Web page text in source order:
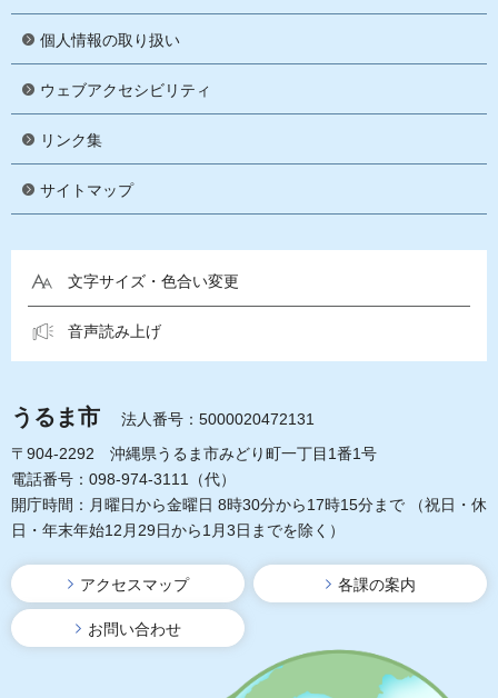
個人情報の取り扱い
ウェブアクセシビリティ
リンク集
サイトマップ
文字サイズ・色合い変更
音声読み上げ
うるま市
法人番号：5000020472131
〒904-2292 沖縄県うるま市みどり町一丁目1番1号
電話番号：098-974-3111（代）
開庁時間：月曜日から金曜日 8時30分から17時15分まで
（祝日・休
日・年末年始12月29日から1月3日までを除く）
アクセスマップ 各課の案内
お問い合わせ